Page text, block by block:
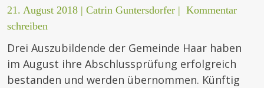
21. August 2018 | Catrin Guntersdorfer | Kommentar
schreiben
Drei Auszubildende der Gemeinde Haar haben
im August ihre Abschlussprüfung erfolgreich
bestanden und werden übernommen. Künftig